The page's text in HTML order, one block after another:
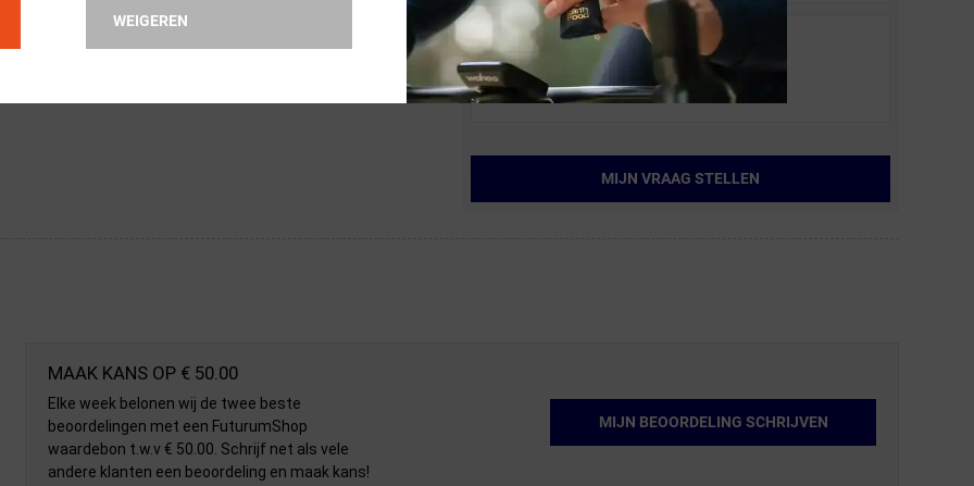
WEIGEREN
MIJN VRAAG STELLEN
MAAK KANS OP € 50.00
Elke week belonen wij de twee beste
beoordelingen met een FuturumShop
waardebon t.w.v € 50.00. Schrijf net als vele
andere klanten een beoordeling en maak kans!
MIJN BEOORDELING SCHRIJVEN